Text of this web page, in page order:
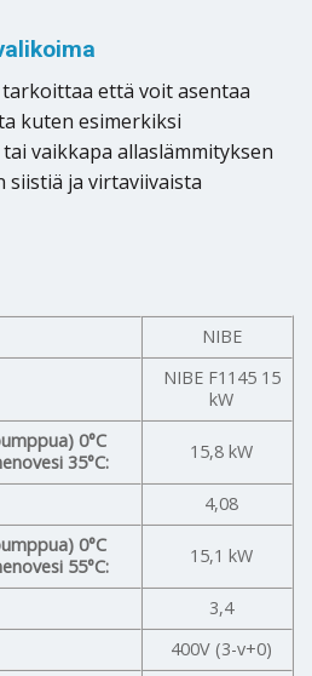
että voit asentaa
kuten esimerkiksi
vaikkapa allaslämmityksen
ja virtaviivaista
NIBE
NIBE F1145 15
kW
0°C
35°C:
15,8 kW
4,08
0°C
55°C:
15,1 kW
3,4
400V (3-v+0)